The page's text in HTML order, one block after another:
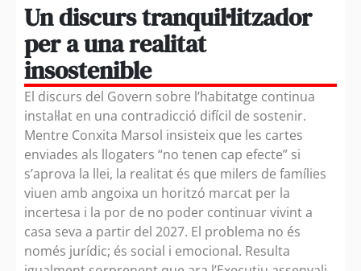
Un discurs tranquil·litzador
per a una realitat
insostenible
El discurs del Govern sobre l’habitatge continua
instal·lat en una contradicció difícil de sostenir.
Mentre Conxita Marsol insisteix que les cartes
enviades als llogaters “no tenen cap efecte” si
s’aprova la llei, la realitat és que milers de famílies
viuen amb angoixa un horitzó marcat per la
incertesa i la por de no poder continuar vivint a
casa seva a partir del 2027. El problema no és
només jurídic; és social i emocional. Resulta